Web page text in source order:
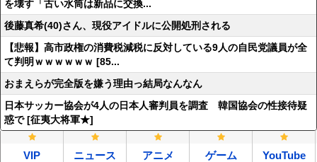
を壊す「古い水筒は新品に交換...
後藤真希(40)さん、現役アイドルに公開処刑される
【悲報】高市政権の消費税減税に反対している9人の自民党議員が全
て判明ｗｗｗｗｗｗ [85...
おまえらが完全版を嫌う理由っ結局なんなん
日本サッカー協会が4人の日本人審判員を調査 韓国協会の性接待疑
惑で [征夷大将軍★]
VIP ニュース アニメ ゲーム YouTube